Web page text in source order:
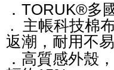
．TORUK®多
. 主帳科技棉
返潮 ， 耐用不
．高質感外殼